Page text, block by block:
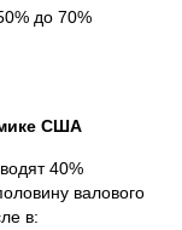
до 70%
США
40%
валового
в: